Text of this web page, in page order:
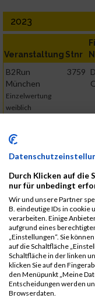
2023
Veranstaltung Stnr
B2Run
München
Einzelwertung
weiblich
3759
München
mixed
B2Run
München
Teamwertung
weiblich
3759
B2Run
München
Einzelwertung
3759
Legende:
GPos = Geschlechter
Durch Klicken auf die
nur für unbedingt
Wir und unsere Partner
B. eindeutige IDs in cookie
verarbeiten. Einige
aufgrund eines
„Einstellungen“. Sie
auf die Schaltfläche
Schaltfläche in der linken
klicken Sie auf den
den Menüpunkt „Meine
Entscheidungen werden
Browserdaten.